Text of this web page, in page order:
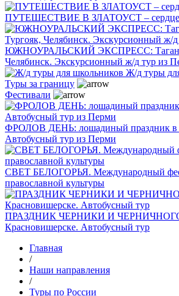
ПУТЕШЕСТВИЕ В ЗЛАТОУСТ – сердце
ЮЖНОУРАЛЬСКИЙ ЭКСПРЕСС:
Челябинск. Экскурсионный ж/д тур из
Ж/д туры
Туры за границу
Фестивали
ФРОЛОВ ДЕНЬ: лошадиный праздник в
Автобусный тур из Перми
СВЕТ БЕЛОГОРЬЯ. Международный
православной культуры
ПРАЗДНИК ЧЕРНИКИ И
Красновишерске. Автобусный тур
Главная
/
Наши направления
/
Туры по России